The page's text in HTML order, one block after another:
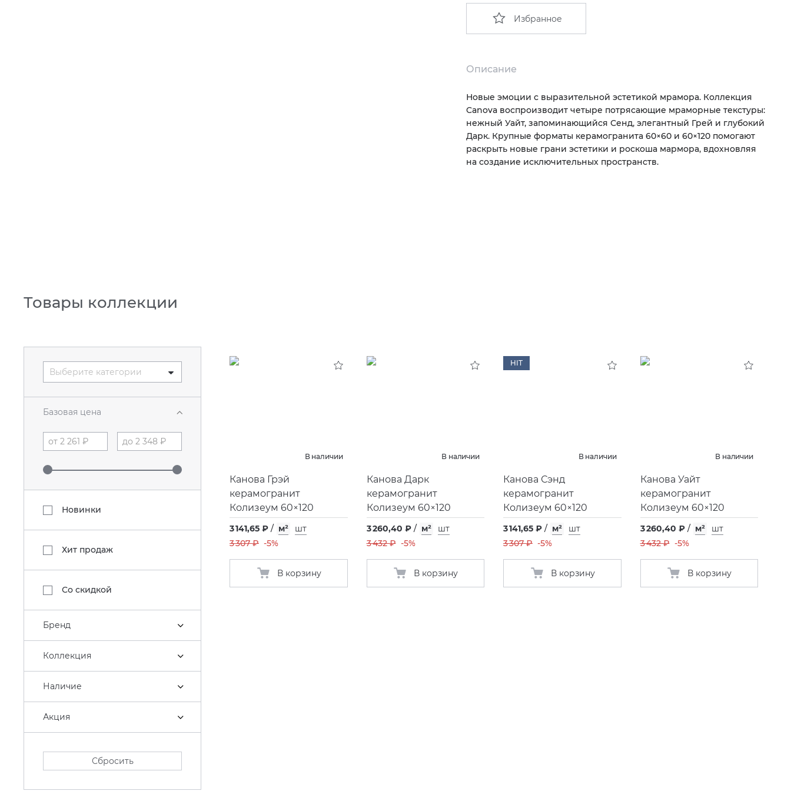
Избранное
Описание
Новые эмоции с выразительной эстетикой мрамора. Коллекция
Canova воспроизводит четыре потрясающие мраморные текстуры:
нежный Уайт, запоминающийся Сенд, элегантный Грей и глубокий
Дарк. Крупные форматы керамогранита 60×60 и 60×120 помогают
раскрыть новые грани эстетики и роскоша мармора, вдохновляя
на создание исключительных пространств.
Товары коллекции
Выберите категории
Базовая цена
Новинки
Хит продаж
Со скидкой
Бренд
Коллекция
Наличие
Акция
Сбросить
В наличии
Канова Грэй
керамогранит
Колизеум 60×120
3 141,65 ₽ / м²
шт
3 307 ₽ -5%
В корзину
В наличии
Канова Дарк
керамогранит
Колизеум 60×120
3 260,40 ₽ / м²
шт
3 432 ₽ -5%
В корзину
HIT
В наличии
Канова Сэнд
керамогранит
Колизеум 60×120
3 141,65 ₽ / м²
шт
3 307 ₽ -5%
В корзину
В наличии
Канова Уайт
керамогранит
Колизеум 60×120
3 260,40 ₽ / м²
шт
3 432 ₽ -5%
В корзину